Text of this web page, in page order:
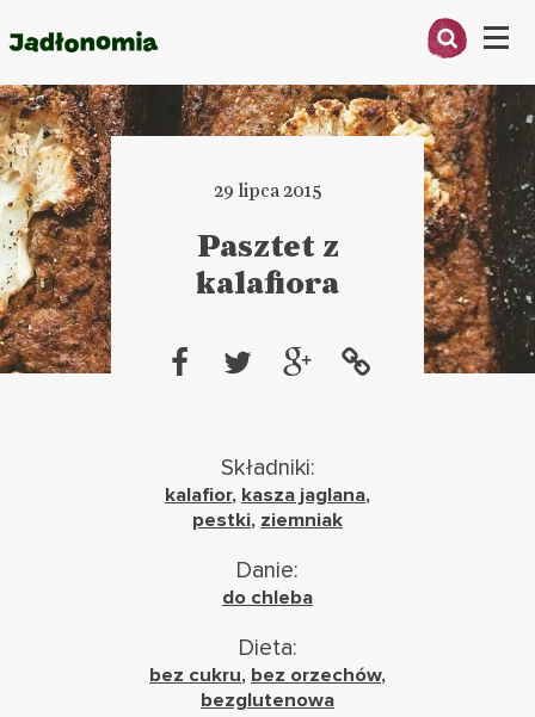
Menu
O MNIE
PRZEPISY
ARTYKUŁY
KSIĄŻKI
KONTAKT
29 lipca 2015
Pasztet z
kalafiora
Składniki:
kalafior, kasza jaglana,
pestki, ziemniak
Danie:
do chleba
Dieta:
bez cukru, bez orzechów,
bezglutenowa